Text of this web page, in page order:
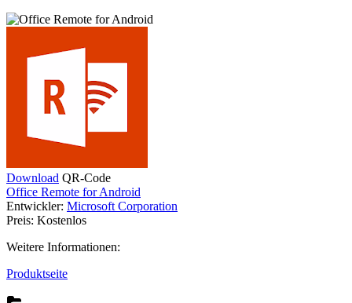
Download QR-Code
Office Remote for Android
Entwickler: Microsoft Corporation
Preis: Kostenlos
Weitere Informationen:
Produktseite